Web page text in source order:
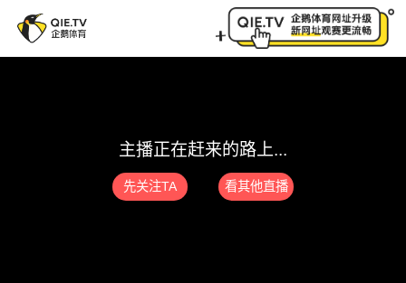
面包菠萝呀直播间_面包菠萝呀篮球直播_面包菠萝呀篮
主播正在赶来的路上...
先关注TA 看其他直播